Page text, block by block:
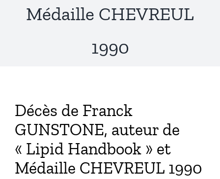
Partenariats
Médaille CHEVREUL
1990
Décès de Franck
GUNSTONE, auteur de
« Lipid Handbook » et
Médaille CHEVREUL 1990